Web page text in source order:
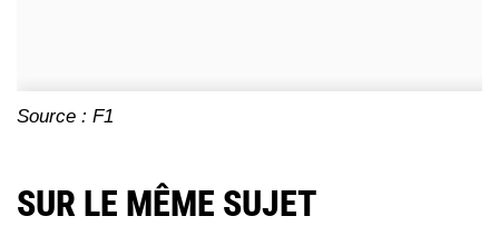
Source : F1
SUR LE MÊME SUJET